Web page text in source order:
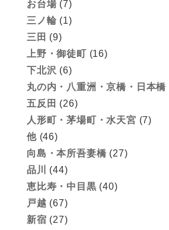
お台場 (7)
三ノ輪 (1)
三田 (9)
上野・御徒町 (16)
下北沢 (6)
丸の内・八重洲・京橋・日本橋
五反田 (26)
人形町・茅場町・水天宮 (7)
他(46)
向島・本所吾妻橋 (27)
品川
(44)
恵比寿・中目黒 (40)
戸越 (67)
新宿 (27)